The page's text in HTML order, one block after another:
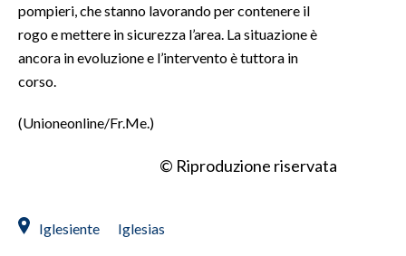
NOTIZIE
EVENTI
#CARAUNIONE
3 MINUTI CON
pompieri, che stanno lavorando per contenere il
rogo e mettere in sicurezza l’area. La situazione è
ancora in evoluzione e l’intervento è tuttora in
corso.
(Unioneonline/Fr.Me.)
© Riproduzione riservata
Iglesiente Iglesias